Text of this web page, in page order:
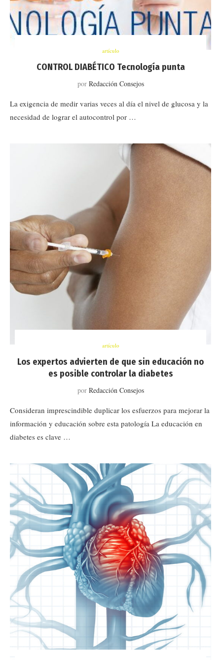
artículo
CONTROL DIABÉTICO Tecnología punta
por Redacción Consejos
La exigencia de medir varias veces al día el nivel de glucosa y la
necesidad de lograr el autocontrol por …
artículo
Los expertos advierten de que sin educación no
es posible controlar la diabetes
por Redacción Consejos
Consideran imprescindible duplicar los esfuerzos para mejorar la
información y educación sobre esta patología La educación en
diabetes es clave …